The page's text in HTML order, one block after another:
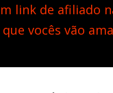
link de afiliado
vocês vão